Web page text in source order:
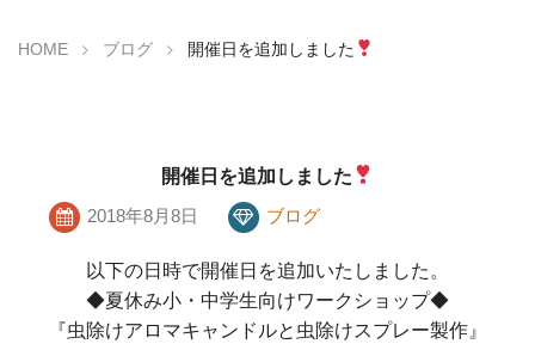
HOME ブログ 開催日を追加しました
開催日を追加しました
2018年8月8日
ブログ
以下の日時で開催日を追加いたしました。
◆夏休み小・中学生向けワークショップ◆
『虫除けアロマキャンドルと虫除けスプレー製作』